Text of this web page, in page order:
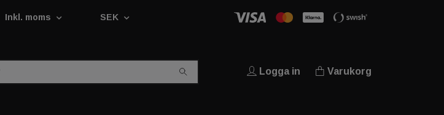
Inkl. moms SEK
Logga in Varukorg